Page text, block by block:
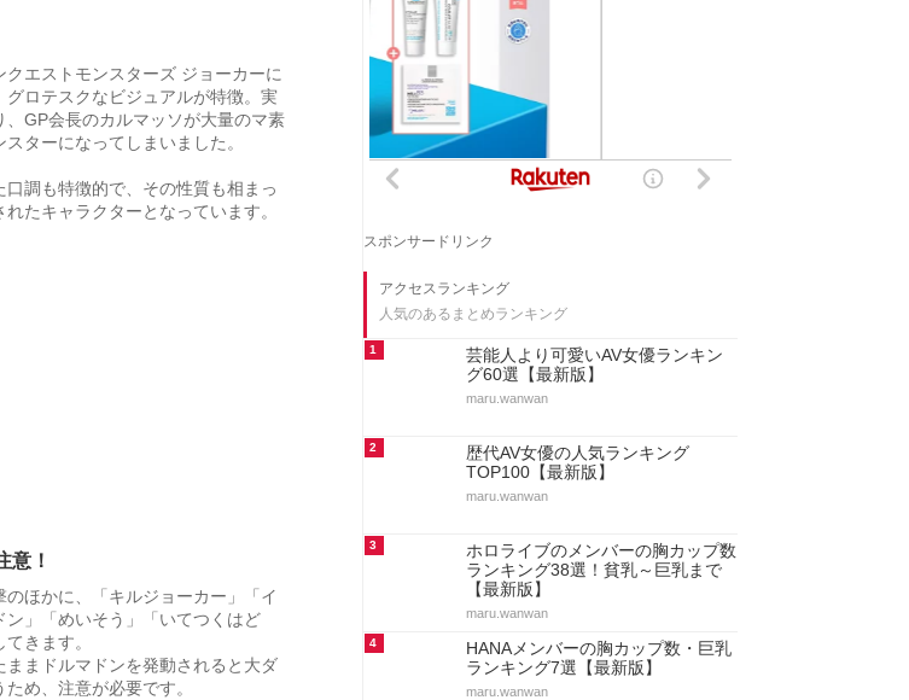
クエストモンスターズ ジョーカーに
グロテスクなビジュアルが特徴。実
、GP会長のカルマッソが大量のマ素
ターになってしまいました。
口調も特徴的で、その性質も相まっ
たキャラクターとなっています。
意！
のほかに、「キルジョーカー」「イ
ン」「めいそう」「いてつくはど
きます。
ままドルマドンを発動されると大ダ
め、注意が必要です。
スポンサードリンク
アクセスランキング
人気のあるまとめランキング
1
芸能人より可愛いAV女優ランキン
グ60選【最新版】
maru.wanwan
2
歴代AV女優の人気ランキング
TOP100【最新版】
maru.wanwan
3
ホロライブのメンバーの胸カップ数
ランキング38選！貧乳～巨乳まで
【最新版】
maru.wanwan
4
HANAメンバーの胸カップ数・巨乳
ランキング7選【最新版】
maru.wanwan